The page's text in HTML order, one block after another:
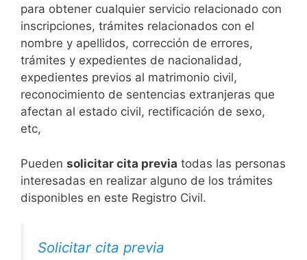
para obtener cualquier servicio relacionado con
inscripciones, trámites relacionados con el
nombre y apellidos, corrección de errores,
trámites y expedientes de nacionalidad,
expedientes previos al matrimonio civil,
reconocimiento de sentencias extranjeras que
afectan al estado civil, rectificación de sexo,
etc,
​Pueden solicitar cita previa todas las personas
interesadas en realizar alguno de los trámites
disponibles en este Registro Civil.​
Solicitar cita previa